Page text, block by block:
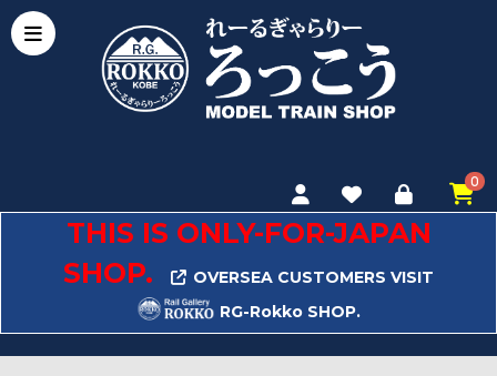
0
THIS IS ONLY-FOR-JAPAN
SHOP.
OVERSEA CUSTOMERS VISIT
RG-Rokko SHOP.